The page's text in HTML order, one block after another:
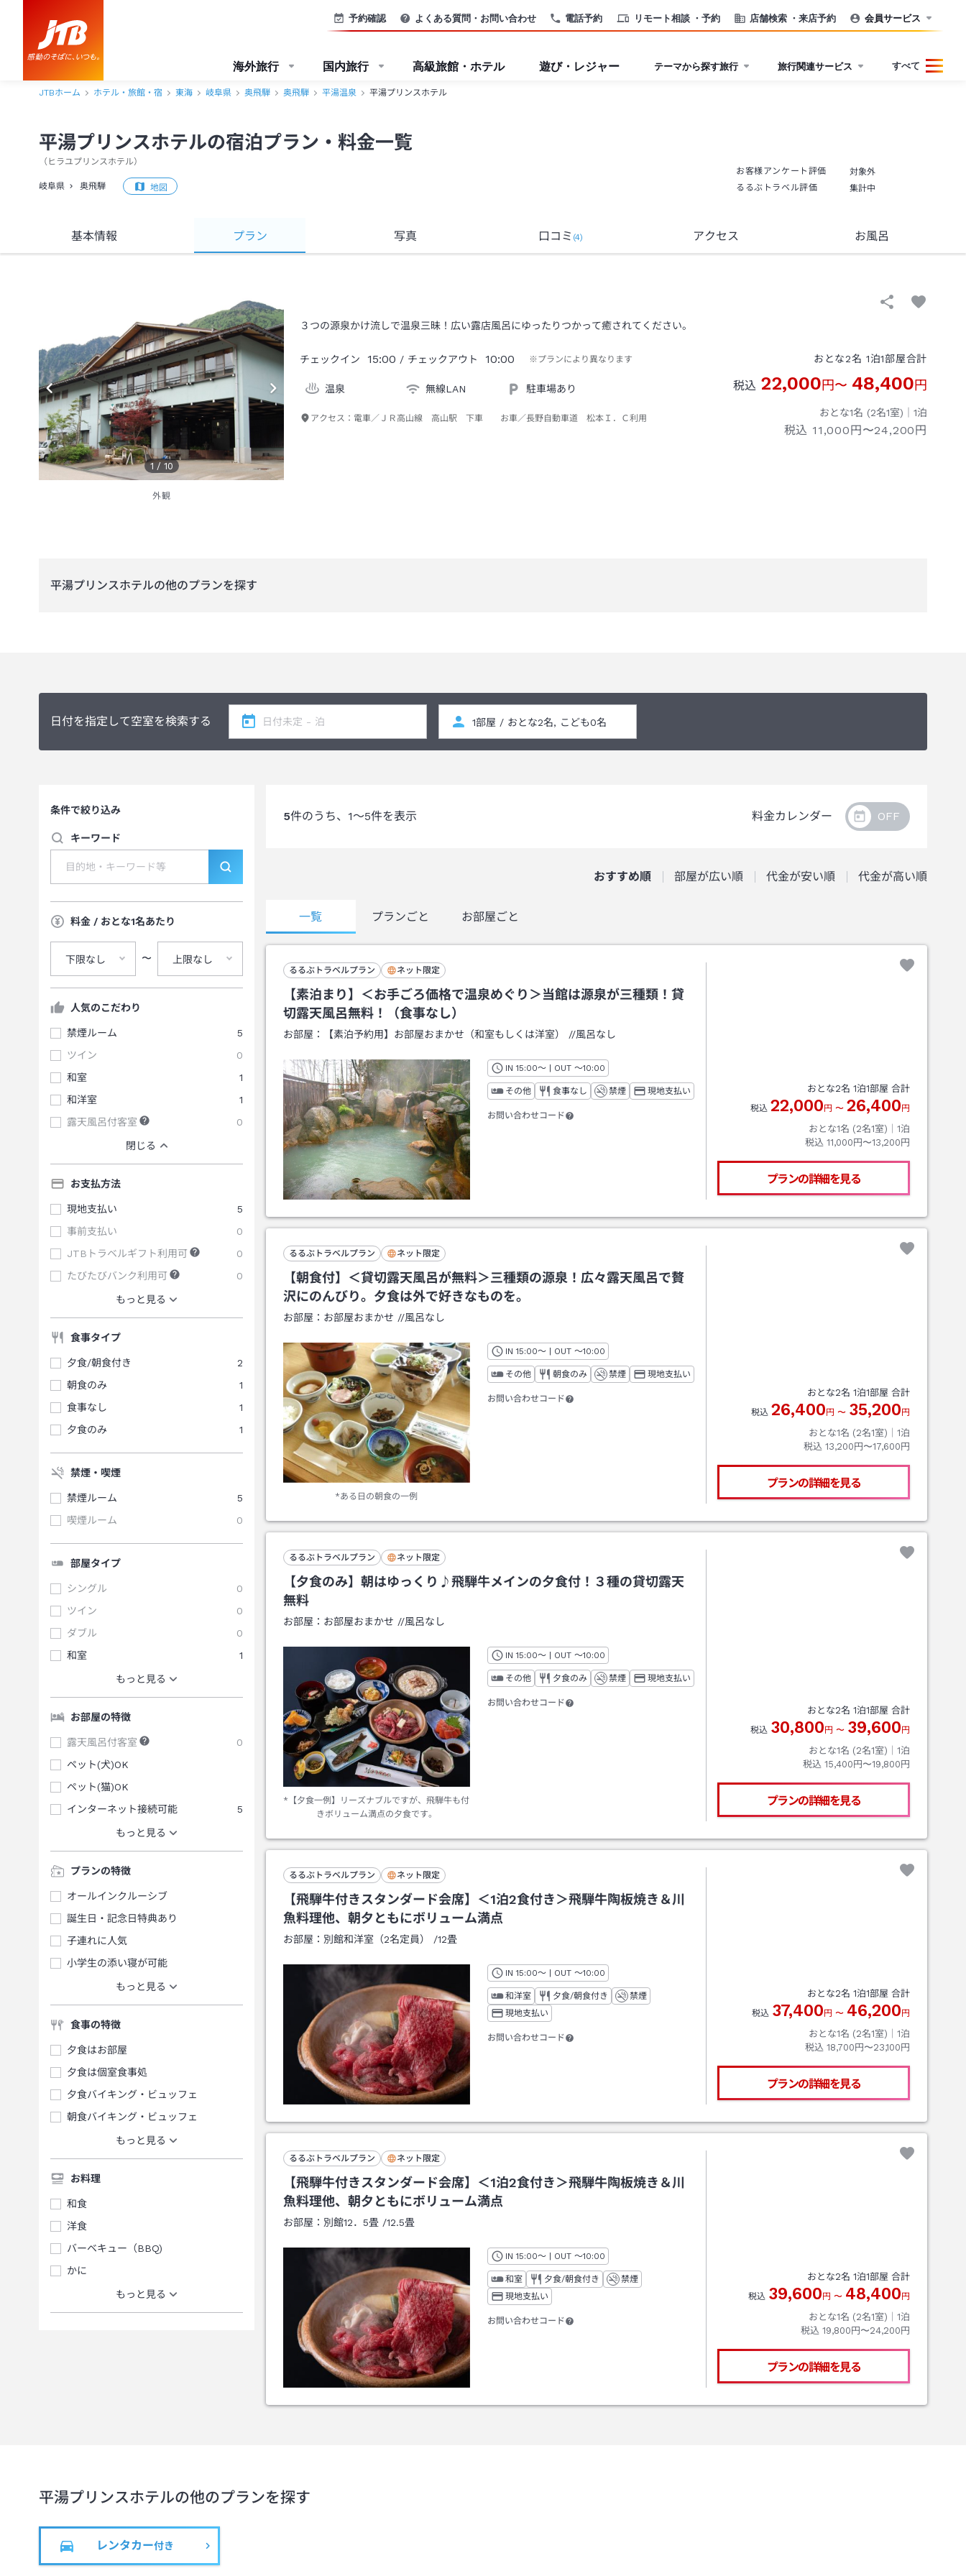
電話予約 リモート相談 ・予約 店舗検索 ・来店予約
予約確認 よくある質問・お問い合わせ 会員サービス
海外旅行 国内旅行 高級旅館・ホテル 遊び・レジャー テーマから探す旅行 旅行関連サービス すべて
JTBホーム ホテル・旅館・宿 東海 岐阜県 奥飛騨 奥飛騨 平湯温泉 平湯プリンスホテル
平湯プリンスホテルの宿泊プラン・料金一覧
（ ヒラユプリンスホテル）
岐阜県 奥飛騨 地図
お客様アンケート評価
対象外
るるぶトラベル評価
集計中
基本情報 プラン 写真 口コミ (4) アクセス お風呂
1 / 10
外観
３つの源泉かけ流しで温泉三昧！広い露店風呂にゆったりつかって癒されてください。
チェックイン 15:00 / チェックアウト 10:00 ※プランにより異なります
温泉 無線LAN 駐車場あり
アクセス： 電車／ＪＲ高山線 高山駅 下車 お車／長野自動車道 松本Ｉ．Ｃ利用
おとな2名 1泊1部屋合計
税込 22,000円〜 48,400円
おとな1名 (2名1室)｜ 1泊
税込 11,000円〜24,200円
平湯プリンスホテルの他のプランを探す
日付を指定して空室を検索する
条件で絞り込み
キーワード
料金 / おとな1名あたり
下限なし 〜 上限なし
人気のこだわり
禁煙ルーム
5
ツイン
0
和室
1
和洋室
1
露天風呂付客室
0
閉じる
お支払方法
現地支払い
5
事前支払い
0
JTBトラベルギフト利用可
0
たびたびバンク利用可
0
もっと見る
食事タイプ
夕食/朝食付き
2
朝食のみ
1
食事なし
1
夕食のみ
1
禁煙・喫煙
禁煙ルーム
5
喫煙ルーム
0
部屋タイプ
シングル
0
ツイン
0
ダブル
0
和室
1
もっと見る
お部屋の特徴
露天風呂付客室
0
ペット(犬)OK
ペット(猫)OK
インターネット接続可能
5
もっと見る
プランの特徴
オールインクルーシブ
誕生日・記念日特典あり
子連れに人気
小学生の添い寝が可能
もっと見る
食事の特徴
夕食はお部屋
夕食は個室食事処
夕食バイキング・ビュッフェ
朝食バイキング・ビュッフェ
もっと見る
お料理
和食
洋食
バーベキュー（BBQ)
かに
もっと見る
5件のうち、 1～5件を表示 料金カレンダー
おすすめ順 部屋が広い順 代金が安い順 代金が高い順
一覧 プランごと お部屋ごと
るるぶトラベルプラン ネット限定
【素泊まり】＜お手ごろ価格で温泉めぐり＞当館は源泉が三種類！貸
切露天風呂無料！（食事なし）
お部屋： 【素泊予約用】お部屋おまかせ（和室もしくは洋室） //風呂なし
IN チェックイン
15:00～ | OUT チェックアウト
～10:00
その他 食事なし 禁煙 現地支払い
お問い合わせコード
おとな2名 1泊1部屋 合計
税込 22,000円 〜 26,400円
おとな1名 (2名1室)｜ 1泊
税込 11,000円〜13,200円
プランの詳細を見る
るるぶトラベルプラン ネット限定
【朝食付】＜貸切露天風呂が無料＞三種類の源泉！広々露天風呂で贅
沢にのんびり。夕食は外で好きなものを。
お部屋： お部屋おまかせ //風呂なし
*ある日の朝食の一例
IN チェックイン
15:00～ | OUT チェックアウト
～10:00
その他 朝食のみ 禁煙 現地支払い
お問い合わせコード
おとな2名 1泊1部屋 合計
税込 26,400円 〜 35,200円
おとな1名 (2名1室)｜ 1泊
税込 13,200円〜17,600円
プランの詳細を見る
るるぶトラベルプラン ネット限定
【夕食のみ】朝はゆっくり♪飛騨牛メインの夕食付！３種の貸切露天
無料
お部屋： お部屋おまかせ //風呂なし
*【夕食一例】リーズナブルですが、飛騨牛も付
きボリューム満点の夕食です。
IN チェックイン
15:00～ | OUT チェックアウト
～10:00
その他 夕食のみ 禁煙 現地支払い
お問い合わせコード
おとな2名 1泊1部屋 合計
税込 30,800円 〜 39,600円
おとな1名 (2名1室)｜ 1泊
税込 15,400円〜19,800円
プランの詳細を見る
るるぶトラベルプラン ネット限定
【飛騨牛付きスタンダード会席】＜1泊2食付き＞飛騨牛陶板焼き＆川
魚料理他、朝夕ともにボリューム満点
お部屋： 別館和洋室（2名定員） /12畳
IN チェックイン
15:00～ | OUT チェックアウト
～10:00
和洋室 夕食/朝食付き
禁煙
現地支払い
お問い合わせコード
おとな2名 1泊1部屋 合計
税込 37,400円 〜 46,200円
おとな1名 (2名1室)｜ 1泊
税込 18,700円〜23,100円
プランの詳細を見る
るるぶトラベルプラン ネット限定
【飛騨牛付きスタンダード会席】＜1泊2食付き＞飛騨牛陶板焼き＆川
魚料理他、朝夕ともにボリューム満点
お部屋： 別館12．5畳 /12.5畳
IN チェックイン
15:00～ | OUT チェックアウト
～10:00
和室 夕食/朝食付き
禁煙
現地支払い
お問い合わせコード
おとな2名 1泊1部屋 合計
税込 39,600円 〜 48,400円
おとな1名 (2名1室)｜ 1泊
税込 19,800円〜24,200円
プランの詳細を見る
平湯プリンスホテルの他のプランを探す
レンタカー付き